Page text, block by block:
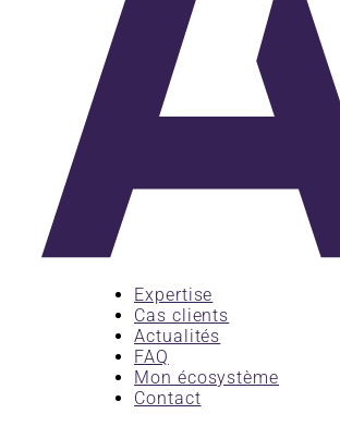
Expertise
Cas clients
Actualités
FAQ
Mon écosystème
Contact